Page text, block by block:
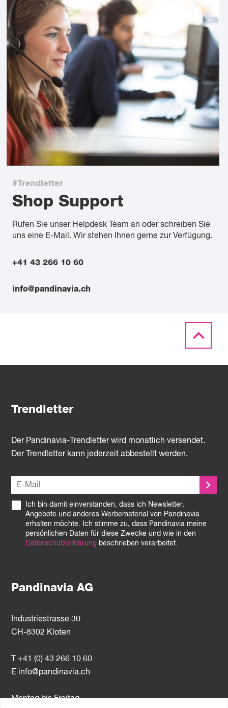
#Trendletter
Shop Support
Rufen Sie unser Helpdesk Team an oder schreiben Sie
uns eine E-Mail. Wir stehen Ihnen gerne zur Verfügung.
+41 43 266 10 60
info@pandinavia.ch
Pandinavia AG
Industriestrasse 30
CH-8302 Kloten
T +41 (0) 43 266 10 60
E info@pandinavia.ch
Montag bis Freitag
Trendletter
Der Pandinavia-Trendletter wird monatlich versendet.
Der Trendletter kann jederzeit abbestellt werden.
Ich bin damit einverstanden, dass ich Newsletter,
Angebote und anderes Werbematerial von Pandinavia
erhalten möchte. Ich stimme zu, dass Pandinavia meine
persönlichen Daten für diese Zwecke und wie in den
Datenschutzerklärung beschrieben verarbeitet.